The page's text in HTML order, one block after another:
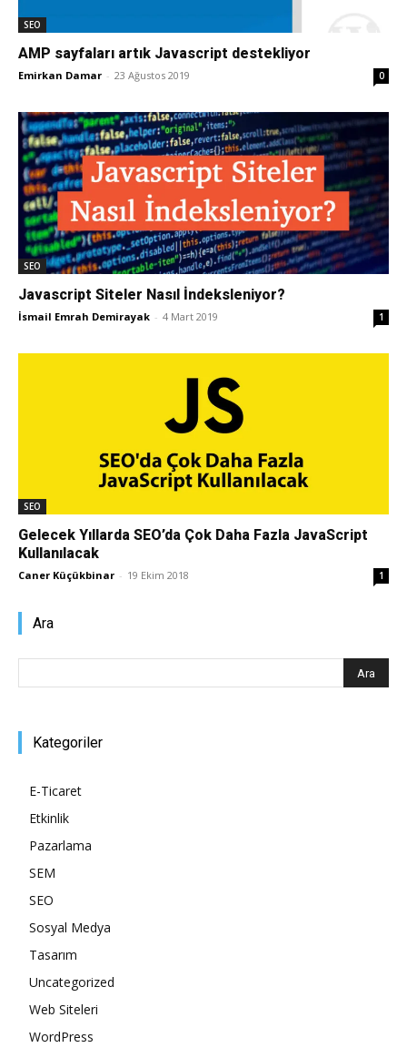
SEO
AMP sayfaları artık Javascript destekliyor
Emirkan Damar - 23 Ağustos 2019 0
SEO
Javascript Siteler Nasıl İndeksleniyor?
İsmail Emrah Demirayak - 4 Mart 2019 1
SEO
Gelecek Yıllarda SEO’da Çok Daha Fazla JavaScript
Kullanılacak
Caner Küçükbinar - 19 Ekim 2018 1
Ara
Kategoriler
E-Ticaret
Etkinlik
Pazarlama
SEM
SEO
Sosyal Medya
Tasarım
Uncategorized
Web Siteleri
WordPress